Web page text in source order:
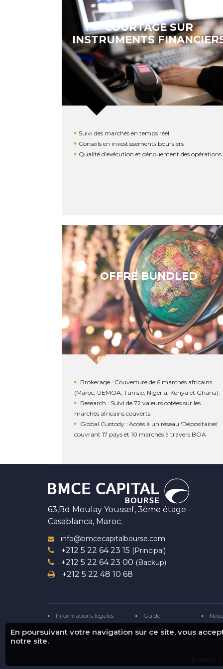
COURTAGE SUR
INSTRUMENTS
Suivi des marchés en temps réel
Conseils en investissements boursiers
Qualité d’exécution et dénouement des opérations
OFFRE BUNDLED
Brokerage : Couverture de 6 marchés africains
(Maroc, UEMOA, Tunisie, Nigéria, Kenya et Ghana).
Research : Suivi de 72 valeurs cotées sur les
marchés africains couverts
Global Custody : Accès à un réseau ‘Dépositaires’
couvrant 17 pays et 10 marchés à travers BOA
En poursuivant votre navigation sur ce site, vous
notre site.
63,Bd Moulay Youssef, 3ème étage -
Casablanca, Maroc.
info@bmcecapitalbourse.com
+212 5 22 64 23 15 (Principal)
+212 5 22 64 23 00 (Backup)
+212 5 22 48 10 68
Informations légales
Guide